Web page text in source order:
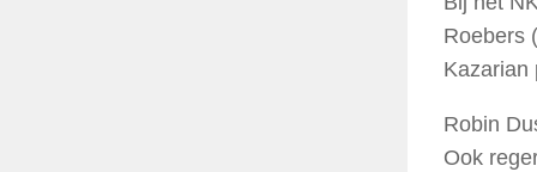
Roebers
Kazarian
Robin
Ook